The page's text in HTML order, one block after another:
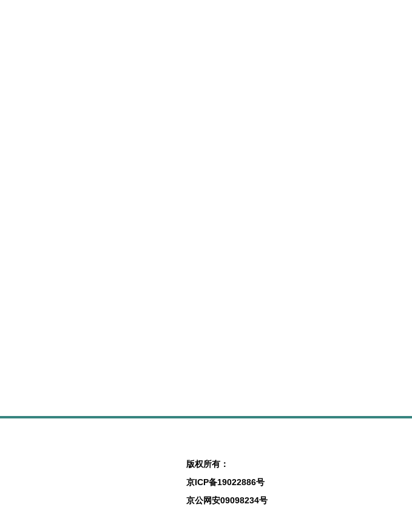
版权所有：
京ICP备19022886号
京公网安09098234号